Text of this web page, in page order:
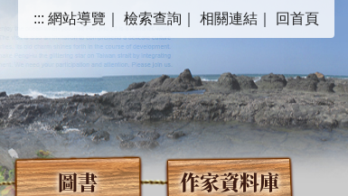
::: 網站導覽 檢索查詢 相關連結 回首頁
圖書 作家資料庫